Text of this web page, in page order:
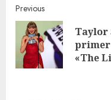
Continue
Reading
Previous
Taylor
primer
«The